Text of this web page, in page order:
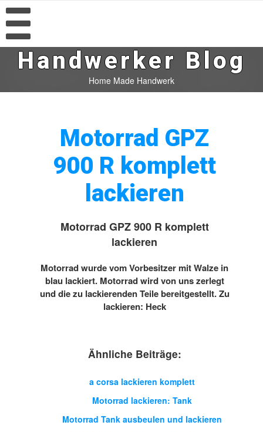
Handwerker Blog
Home Made Handwerk
Motorrad GPZ
900 R komplett
lackieren
Motorrad GPZ 900 R komplett
lackieren
Motorrad wurde vom Vorbesitzer mit Walze in
blau lackiert. Motorrad wird von uns zerlegt
und die zu lackierenden Teile bereitgestellt. Zu
lackieren: Heck
Ähnliche Beiträge:
a corsa lackieren komplett
Motorrad lackieren: Tank
Motorrad Tank ausbeulen und lackieren